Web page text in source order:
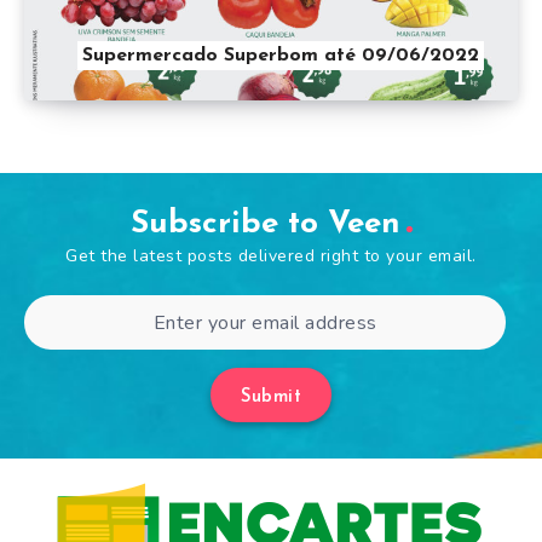
Supermercado Superbom até 09/06/2022
Subscribe to Veen
Get the latest posts delivered right to your email.
Submit